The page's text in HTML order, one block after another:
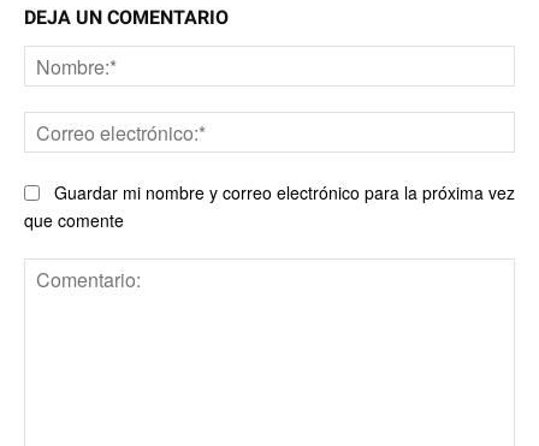
DEJA UN COMENTARIO
Guardar mi nombre y correo electrónico para la próxima vez
que comente